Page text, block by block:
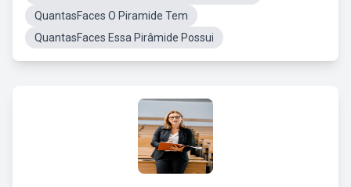
QuantasFaces O Piramide Tem
QuantasFaces Essa Pirâmide Possui